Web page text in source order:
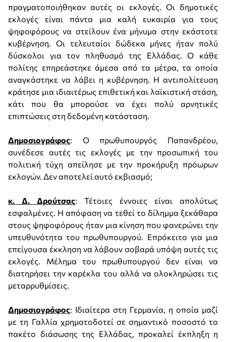
πραγματοποιήθηκαν αυτές οι εκλογές. Οι δημοτικές
εκλογές είναι πάντα μια καλή ευκαιρία για τους
ψηφοφόρους να στείλουν ένα μήνυμα στην εκάστοτε
κυβέρνηση. Οι τελευταίοι δώδεκα μήνες ήταν πολύ
δύσκολοι για τον πληθυσμό της Ελλάδας. Ο κάθε
πολίτης επηρεάστηκε άμεσα από τα μέτρα, τα οποία
αναγκάστηκε να λάβει η κυβέρνηση. Η αντιπολίτευση
κράτησε μια ιδιαιτέρως επιθετική και λαϊκιστική στάση,
κάτι που θα μπορούσε να έχει πολύ αρνητικές
επιπτώσεις στη δεδομένη κατάσταση.
Δημοσιογράφος: Ο πρωθυπουργός Παπανδρέου,
συνέδεσε αυτές τις εκλογές με την προσωπική του
πολιτική τύχη απείλησε με την προκήρυξη πρόωρων
εκλογών. Δεν αποτελεί αυτό εκβιασμό;
κ. Δ. Δρούτσας: Τέτοιες έννοιες είναι απολύτως
εσφαλμένες. Η απόφαση να τεθεί το δίλημμα ξεκάθαρα
στους ψηφοφόρους ήταν μια κίνηση που φανερώνει την
υπευθυνότητα του πρωθυπουργού. Επρόκειτο για μια
επείγουσα έκκληση να λάβουν σοβαρά υπόψη αυτές τις
εκλογές. Μέλημα του πρωθυπουργού δεν είναι να
διατηρήσει την καρέκλα του αλλά να ολοκληρώσει τις
μεταρρυθμίσεις.
Δημοσιογράφος: Ιδιαίτερα στη Γερμανία, η οποία μαζί
με τη Γαλλία χρηματοδοτεί σε σημαντικό ποσοστό το
πακέτο διάσωσης της Ελλάδας, προκαλεί έκπληξη η